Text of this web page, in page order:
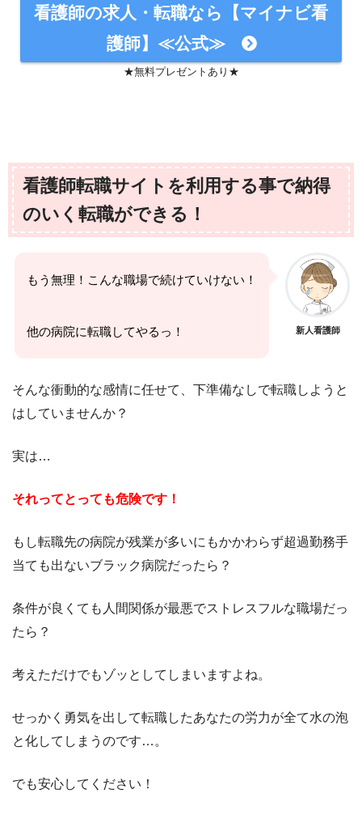
看護師の求人・転職なら【マイナビ看
護師】≪公式≫
★無料プレゼントあり★
看護師転職サイトを利用する事で納得
のいく転職ができる！
もう無理！こんな職場で続けていけない！
他の病院に転職してやるっ！ 新人看護師
そんな衝動的な感情に任せて、下準備なしで転職しようと
はしていませんか？
実は…
それってとっても危険です！
もし転職先の病院が残業が多いにもかかわらず超過勤務手
当ても出ないブラック病院だったら？
条件が良くても人間関係が最悪でストレスフルな職場だっ
たら？
考えただけでもゾッとしてしまいますよね。
せっかく勇気を出して転職したあなたの労力が全て水の泡
と化してしまうのです…。
でも安心してください！